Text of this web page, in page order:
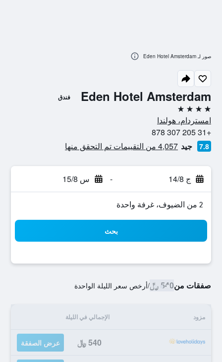
Eden Hotel Amsterdam فندق
4 نجوم
امستردام، هولندا
+31 205 307 878
7.8 جيد 4,057 من التقييمات تم التحقق منها
ج 14/8 - س 15/8
2 من الضيوف، غرفة واحدة
بحث
صفقات من540 ﷼ /أرخص سعر الليلة الواحدة
مزود الإجمالي في الليلة
540 ﷼ عرض الصفقة
صور لـ Eden Hotel Amsterdam